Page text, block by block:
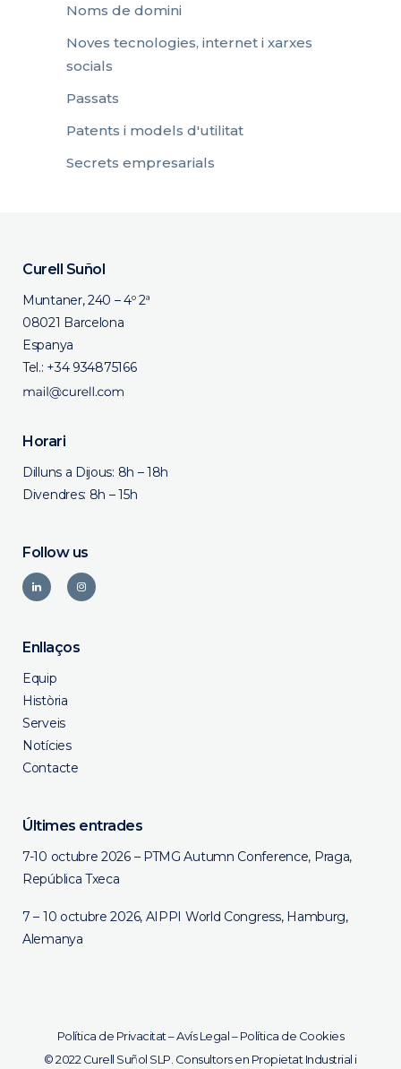
Noms de domini
Noves tecnologies, internet i xarxes
socials
Passats
Patents i models d'utilitat
Secrets empresarials
Curell Suñol
Muntaner, 240 – 4º 2ª
08021 Barcelona
Espanya
Tel.: +34 934875166
Horari
Dilluns a Dijous: 8h – 18h
Divendres: 8h – 15h
Follow us
Enllaços
Equip
Història
Serveis
Notícies
Contacte
Últimes entrades
7-10 octubre 2026 – PTMG Autumn Conference, Praga,
República Txeca
7 – 10 octubre 2026, AIPPI World Congress, Hamburg,
Alemanya
Política de Privacitat–Avís Legal–Política de Cookies
© 2022 Curell Suñol SLP. Consultors en Propietat Industrial i